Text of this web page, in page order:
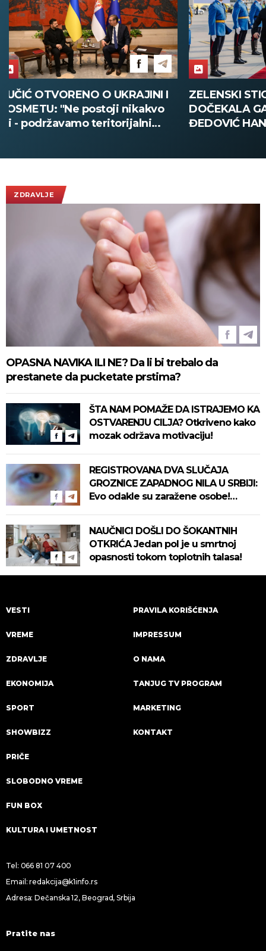
ZELENSKI STIGAO U BEOGRAD,
DOČEKALA GA MINISTARKA
ĐEDOVIĆ HANDANOVIĆ:
VELIKA
pola tone
ZDRAVLJE
OPASNA NAVIKA ILI NE? Da li bi trebalo da
prestanete da pucketate prstima?
ŠTA NAM POMAŽE DA ISTRAJEMO KA
OSTVARENJU CILJA? Otkriveno kako
mozak održava motivaciju!
REGISTROVANA DVA SLUČAJA
GROZNICE ZAPADNOG NILA U SRBIJI:
Evo odakle su zaražene osobe!
NAUČNICI DOŠLI DO ŠOKANTNIH
OTKRIĆA Jedan pol je u smrtnoj
opasnosti tokom toplotnih talasa!
VESTI
VREME
ZDRAVLJE
EKONOMIJA
SPORT
SHOWBIZZ
PRIČE
SLOBODNO VREME
FUN BOX
KULTURA I UMETNOST
PRAVILA KORIŠĆENJA
IMPRESSUM
O NAMA
TANJUG TV PROGRAM
MARKETING
KONTAKT
Tel: 066 81 07 400
Email:redakcija@k1info.rs
Adresa: Dečanska 12, Beograd, Srbija
Pratite nas